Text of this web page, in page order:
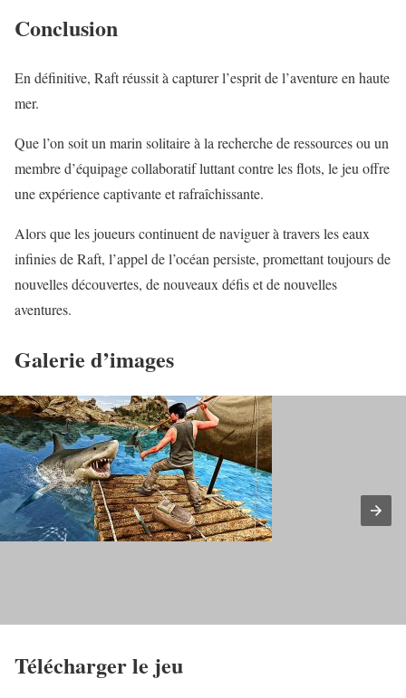
Conclusion
En définitive, Raft réussit à capturer l’esprit de l’aventure en haute
mer.
Que l’on soit un marin solitaire à la recherche de ressources ou un
membre d’équipage collaboratif luttant contre les flots, le jeu offre
une expérience captivante et rafraîchissante.
Alors que les joueurs continuent de naviguer à travers les eaux
infinies de Raft, l’appel de l’océan persiste, promettant toujours de
nouvelles découvertes, de nouveaux défis et de nouvelles
aventures.
Galerie d’images
Télécharger le jeu